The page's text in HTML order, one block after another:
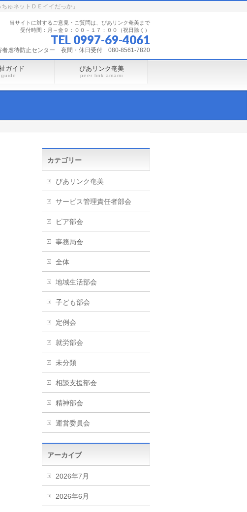
ゅネットＤＥイイだっか」
当サイトに対するご意見・ご質問は、ぴあリンク奄美まで
受付時間：月～金９：００－１７：００（祝日除く）
TEL 0997-69-4061
者虐待防止センター 夜間・休日受付 080-8561-7820
ガイド
guide
ぴあリンク奄美
peer link amami
カテゴリー
ぴあリンク奄美
サービス管理責任者部会
ピア部会
事務局会
全体
地域生活部会
子ども部会
定例会
就労部会
未分類
相談支援部会
精神部会
運営委員会
アーカイブ
2026年7月
2026年6月